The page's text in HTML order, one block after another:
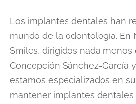
Los implantes dentales han
mundo de la odontología. En
Smiles, dirigidos nada menos
Concepción Sánchez-García y
estamos especializados en
mantener implantes dentales